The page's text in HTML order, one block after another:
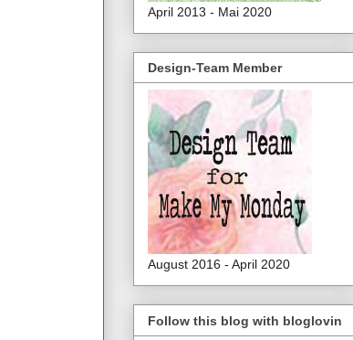
April 2013 - Mai 2020
Design-Team Member
August 2016 - April 2020
Follow this blog with bloglovin